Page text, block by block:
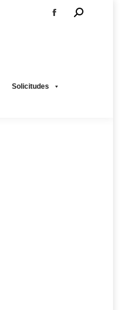
Facebook
Search:
Solicitudes